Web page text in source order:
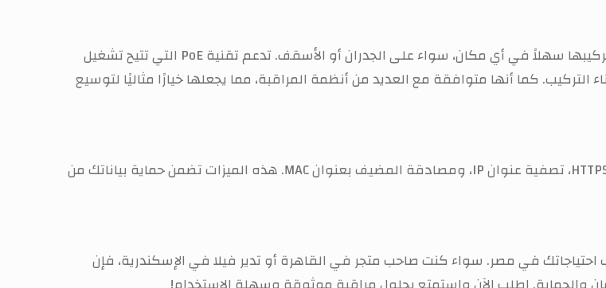
تتميز الكاميرا بتصميم مدمج وخفيف الوزن (270 غرام فقط)، مما يجعل تركيبها سهلاً في أي مكان، سواء على الجدران أو الأسقف. تدعم تقنية PoE التي تتيح تشغيل
التركيب. كما أنها متوافقة مع العديد من أنظمة المراقبة، مما يجعلها خيارًا مثاليًا لتوسيع
توفر الكاميرا طبقات متعددة من الحماية الرقمية، بما في ذلك تشفير HTTPS، تصفية عنوان IP، ومصادقة المضيف بعنوان MAC. هذه الميزات تضمن حماية بياناتك من
احتياجاتك في مصر. سواء كنت صاحب متجر في القاهرة أو تدير فيلا في الإسكندرية، فإن